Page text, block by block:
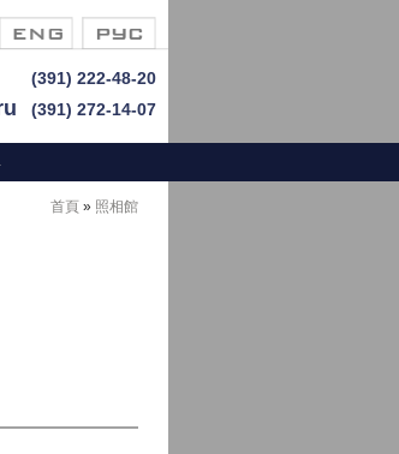
(391) 222-48-20
(391) 272-14-07
首頁 » 照相館